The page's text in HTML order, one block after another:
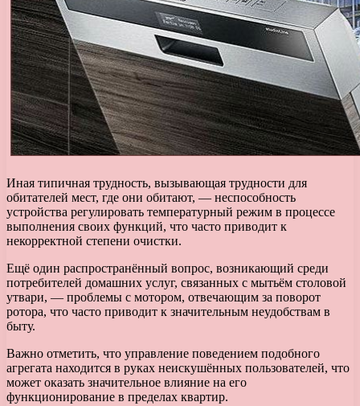
Иная типичная трудность, вызывающая трудности для
обитателей мест, где они обитают, — неспособность
устройства регулировать температурный режим в процессе
выполнения своих функций, что часто приводит к
некорректной степени очистки.
Ещё один распространённый вопрос, возникающий среди
потребителей домашних услуг, связанных с мытьём столовой
утвари, — проблемы с мотором, отвечающим за поворот
ротора, что часто приводит к значительным неудобствам в
быту.
Важно отметить, что управление поведением подобного
агрегата находится в руках неискушённых пользователей, что
может оказать значительное влияние на его
функционирование в пределах квартир.